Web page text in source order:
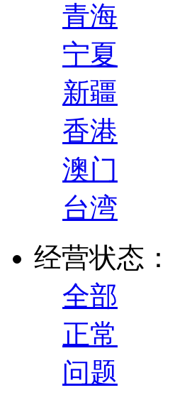
青海
宁夏
新疆
香港
澳门
台湾
经营状态：
全部
正常
问题